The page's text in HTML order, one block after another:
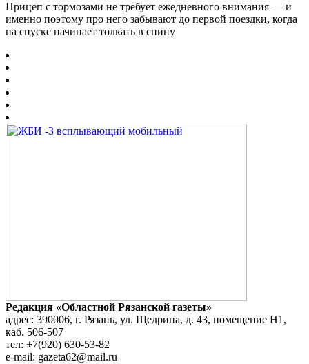
Прицеп с тормозами не требует ежедневного внимания — и
именно поэтому про него забывают до первой поездки, когда
на спуске начинает толкать в спину
Редакция «Областной Рязанской газеты»
адрес: 390006, г. Рязань, ул. Щедрина, д. 43, помещение Н1,
каб. 506-507
тел: +7(920) 630-53-82
e-mail: gazeta62@mail.ru